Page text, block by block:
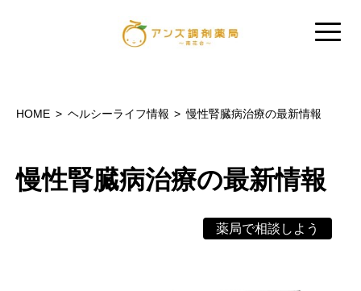
HOME ヘルシーライフ情報 慢性腎臓病治療の最新情報
慢性腎臓病治療の最新情報
薬局で相談しよう